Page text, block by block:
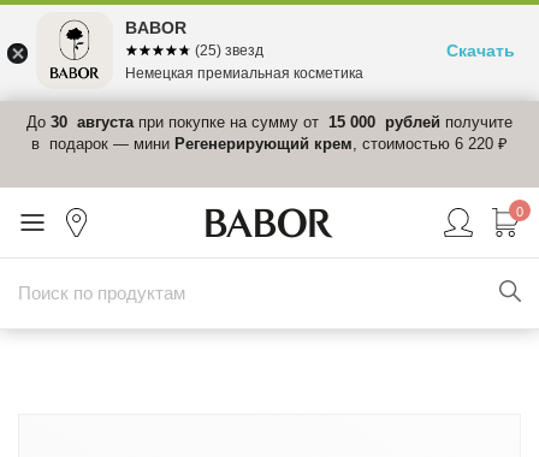
До 30 августапри покупке на сумму от 15 000 рублей получите
в подарок — мини Регенерирующий крем, стоимостью 6 220 ₽
0
BABOR
☆☆☆☆☆
★★★★★ (25) звезд
Немецкая премиальная косметика
Скачать